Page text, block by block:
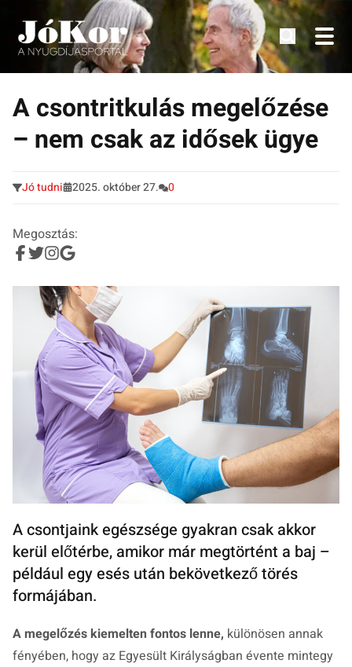
Tovább
tartalomra
Tudnivalók, érdekességek idősek számára.
A csontritkulás megelőzése
– nem csak az idősek ügye
Jó tudni 2025. október 27. 0
Megosztás:
A csontjaink egészsége gyakran csak akkor
kerül előtérbe, amikor már megtörtént a baj –
például egy esés után bekövetkező törés
formájában.
A megelőzés kiemelten fontos lenne, különösen annak
fényében, hogy az Egyesült Királyságban évente mintegy